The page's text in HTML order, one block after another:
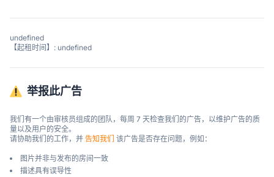
undefined
【起租时间】: undefined
举报此广告
我们有一个由审核员组成的团队，每周 7 天检查我们的广告，以维护广告的质
量以及用户的安全。
请协助我们的工作，并 告知我们 该广告是否存在问题，例如：
图片并非与发布的房间一致
描述具有误导性